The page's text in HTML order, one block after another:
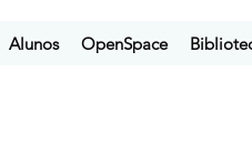
Alunos OpenSpace